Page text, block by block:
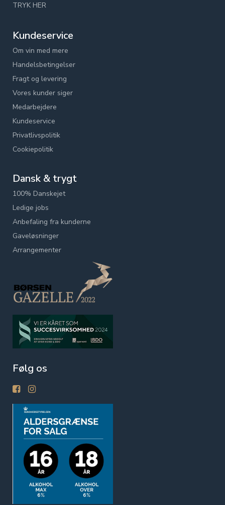
TRYK HER
Kundeservice
Om vin med mere
Handelsbetingelser
Fragt og levering
Vores kunder siger
Medarbejdere
Kundeservice
Privatlivspolitik
Cookiepolitik
Dansk & trygt
100% Danskejet
Ledige jobs
Anbefaling fra kunderne
Gaveløsninger
Arrangementer
Følg os